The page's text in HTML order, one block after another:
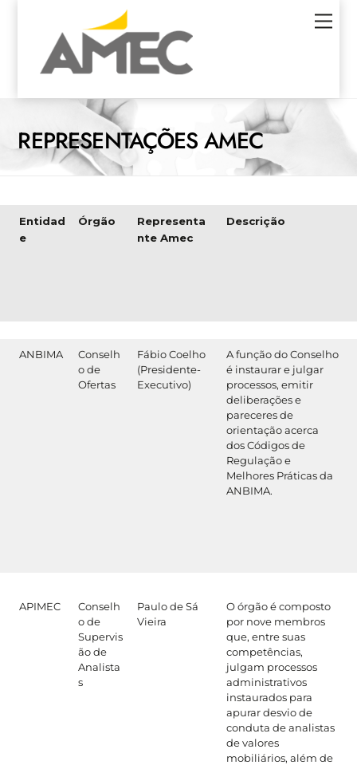
REPRESENTAÇÕES AMEC
Entidad
e
Órgão
Representa
nte Amec
Descrição
ANBIMA
Conselh
o de
Ofertas
Fábio Coelho
(Presidente-
Executivo)
A função do Conselho
é instaurar e julgar
processos, emitir
deliberações e
pareceres de
orientação acerca
dos Códigos de
Regulação e
Melhores Práticas da
ANBIMA.
APIMEC
Conselh
o de
Supervis
ão de
Analista
s
Paulo de Sá
Vieira
O órgão é composto
por nove membros
que, entre suas
competências,
julgam processos
administrativos
instaurados para
apurar desvio de
conduta de analistas
de valores
mobiliários, além de